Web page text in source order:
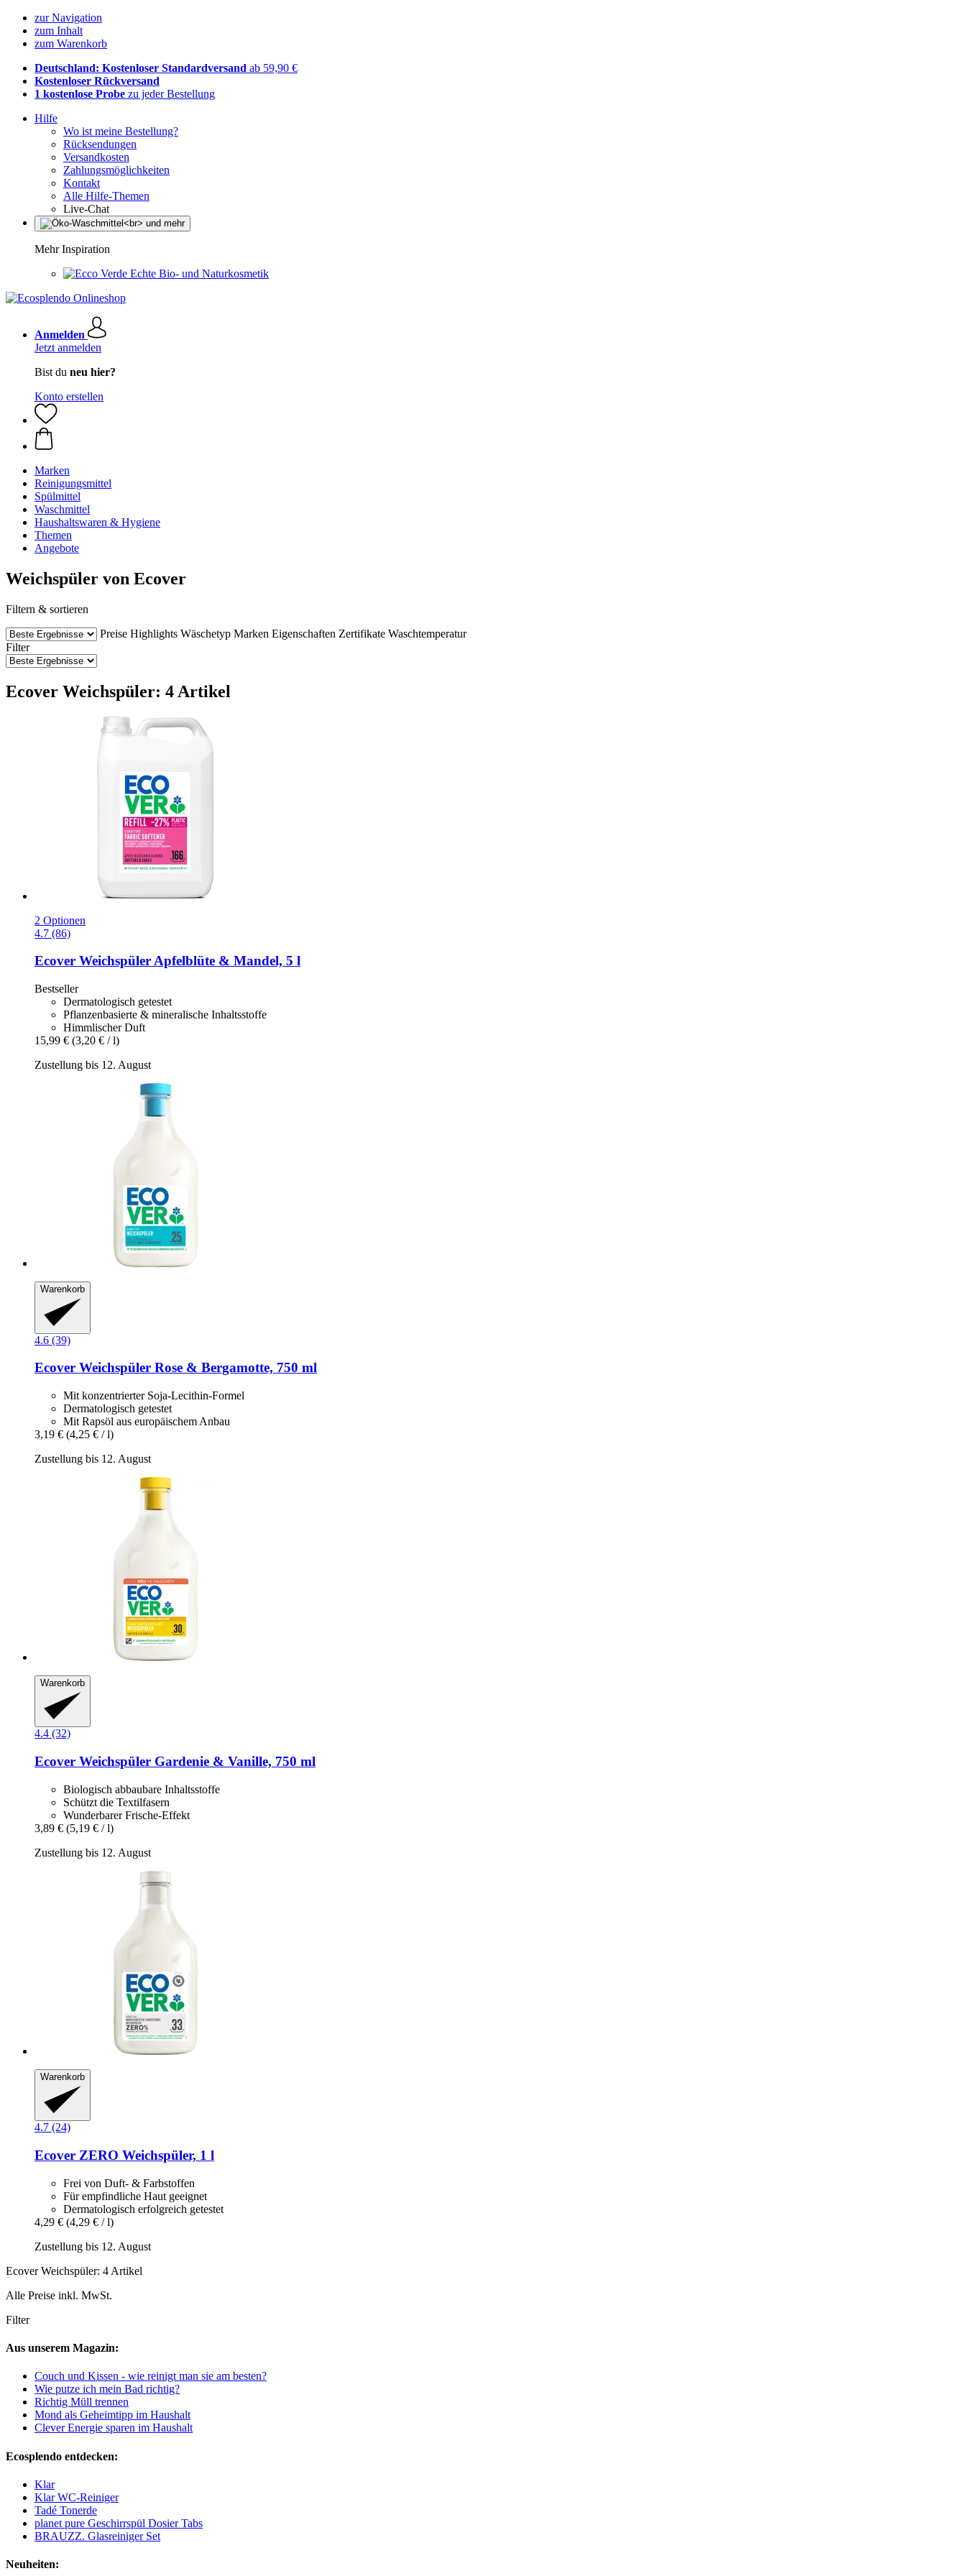
zur Navigation
zum Inhalt
zum Warenkorb
Deutschland: Kostenloser Standardversand ab 59,90 €
Kostenloser Rückversand
1 kostenlose Probe zu jeder Bestellung
Hilfe
Wo ist meine Bestellung?
Rücksendungen
Versandkosten
Zahlungsmöglichkeiten
Kontakt
Alle Hilfe-Themen
Live-Chat
Mehr Inspiration
Echte Bio- und Naturkosmetik
Anmelden
Jetzt anmelden
Bist du neu hier?
Konto erstellen
Marken
Reinigungsmittel
Spülmittel
Waschmittel
Haushaltswaren & Hygiene
Themen
Angebote
Weichspüler von Ecover
Filtern & sortieren
Preise Highlights Wäschetyp Marken Eigenschaften Zertifikate Waschtemperatur
Filter
Ecover Weichspüler: 4 Artikel
2 Optionen
4.7 (86)
Ecover Weichspüler Apfelblüte & Mandel, 5 l
Bestseller
Dermatologisch getestet
Pflanzenbasierte & mineralische Inhaltsstoffe
Himmlischer Duft
15,99 € (3,20 € / l)
Zustellung bis 12. August
Warenkorb
4.6 (39)
Ecover Weichspüler Rose & Bergamotte, 750 ml
Mit konzentrierter Soja-Lecithin-Formel
Dermatologisch getestet
Mit Rapsöl aus europäischem Anbau
3,19 € (4,25 € / l)
Zustellung bis 12. August
Warenkorb
4.4 (32)
Ecover Weichspüler Gardenie & Vanille, 750 ml
Biologisch abbaubare Inhaltsstoffe
Schützt die Textilfasern
Wunderbarer Frische-Effekt
3,89 € (5,19 € / l)
Zustellung bis 12. August
Warenkorb
4.7 (24)
Ecover ZERO Weichspüler, 1 l
Frei von Duft- & Farbstoffen
Für empfindliche Haut geeignet
Dermatologisch erfolgreich getestet
4,29 € (4,29 € / l)
Zustellung bis 12. August
Ecover Weichspüler: 4 Artikel
Alle Preise inkl. MwSt.
Filter
Aus unserem Magazin:
Couch und Kissen - wie reinigt man sie am besten?
Wie putze ich mein Bad richtig?
Richtig Müll trennen
Mond als Geheimtipp im Haushalt
Clever Energie sparen im Haushalt
Ecosplendo entdecken:
Klar
Klar WC-Reiniger
Tadé Tonerde
planet pure Geschirrspül Dosier Tabs
BRAUZZ. Glasreiniger Set
Neuheiten: